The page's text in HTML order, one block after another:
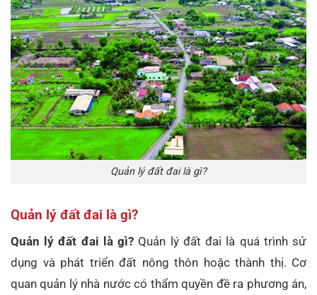
Quản lý đất đai là gì?
Quản lý đất đai là gì?
Quản lý đất đai là gì? Quản lý đất đai là quá trình sử
dụng và phát triển đất nông thôn hoặc thành thị. Cơ
quan quản lý nhà nước có thẩm quyền đề ra phương án,